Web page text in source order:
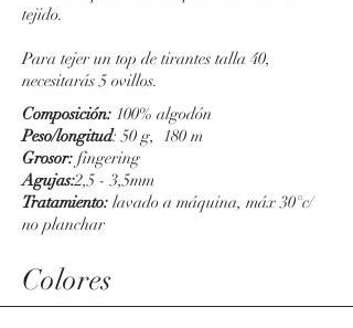
tejido.
Para tejer un top de tirantes talla 40,
necesitarás 5 ovillos.
Composición: 100% algodón
Peso/longitud: 50 g, 180 m
Grosor: fingering
Agujas:2,5 - 3,5mm
Tratamiento: lavado a máquina, máx 30°c/
no planchar
Colores